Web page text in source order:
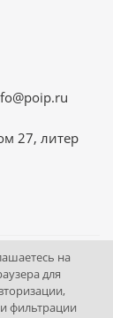
27, литер
Интернет
на
для
фильтрации